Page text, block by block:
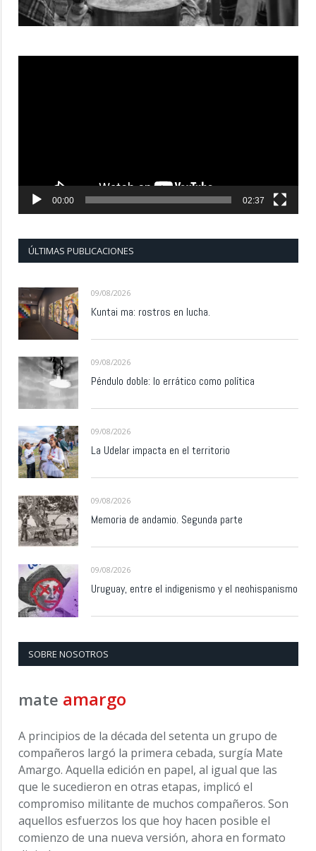
00:00 02:37
ÚLTIMAS PUBLICACIONES
09/08/2026
Kuntai ma: rostros en lucha.
09/08/2026
Péndulo doble: lo errático como política
09/08/2026
La Udelar impacta en el territorio
09/08/2026
Memoria de andamio. Segunda parte
09/08/2026
Uruguay, entre el indigenismo y el neohispanismo
SOBRE NOSOTROS
mate amargo
A principios de la década del setenta un grupo de
compañeros largó la primera cebada, surgía Mate
Amargo. Aquella edición en papel, al igual que las
que le sucedieron en otras etapas, implicó el
compromiso militante de muchos compañeros. Son
aquellos esfuerzos los que hoy hacen posible el
comienzo de una nueva versión, ahora en formato